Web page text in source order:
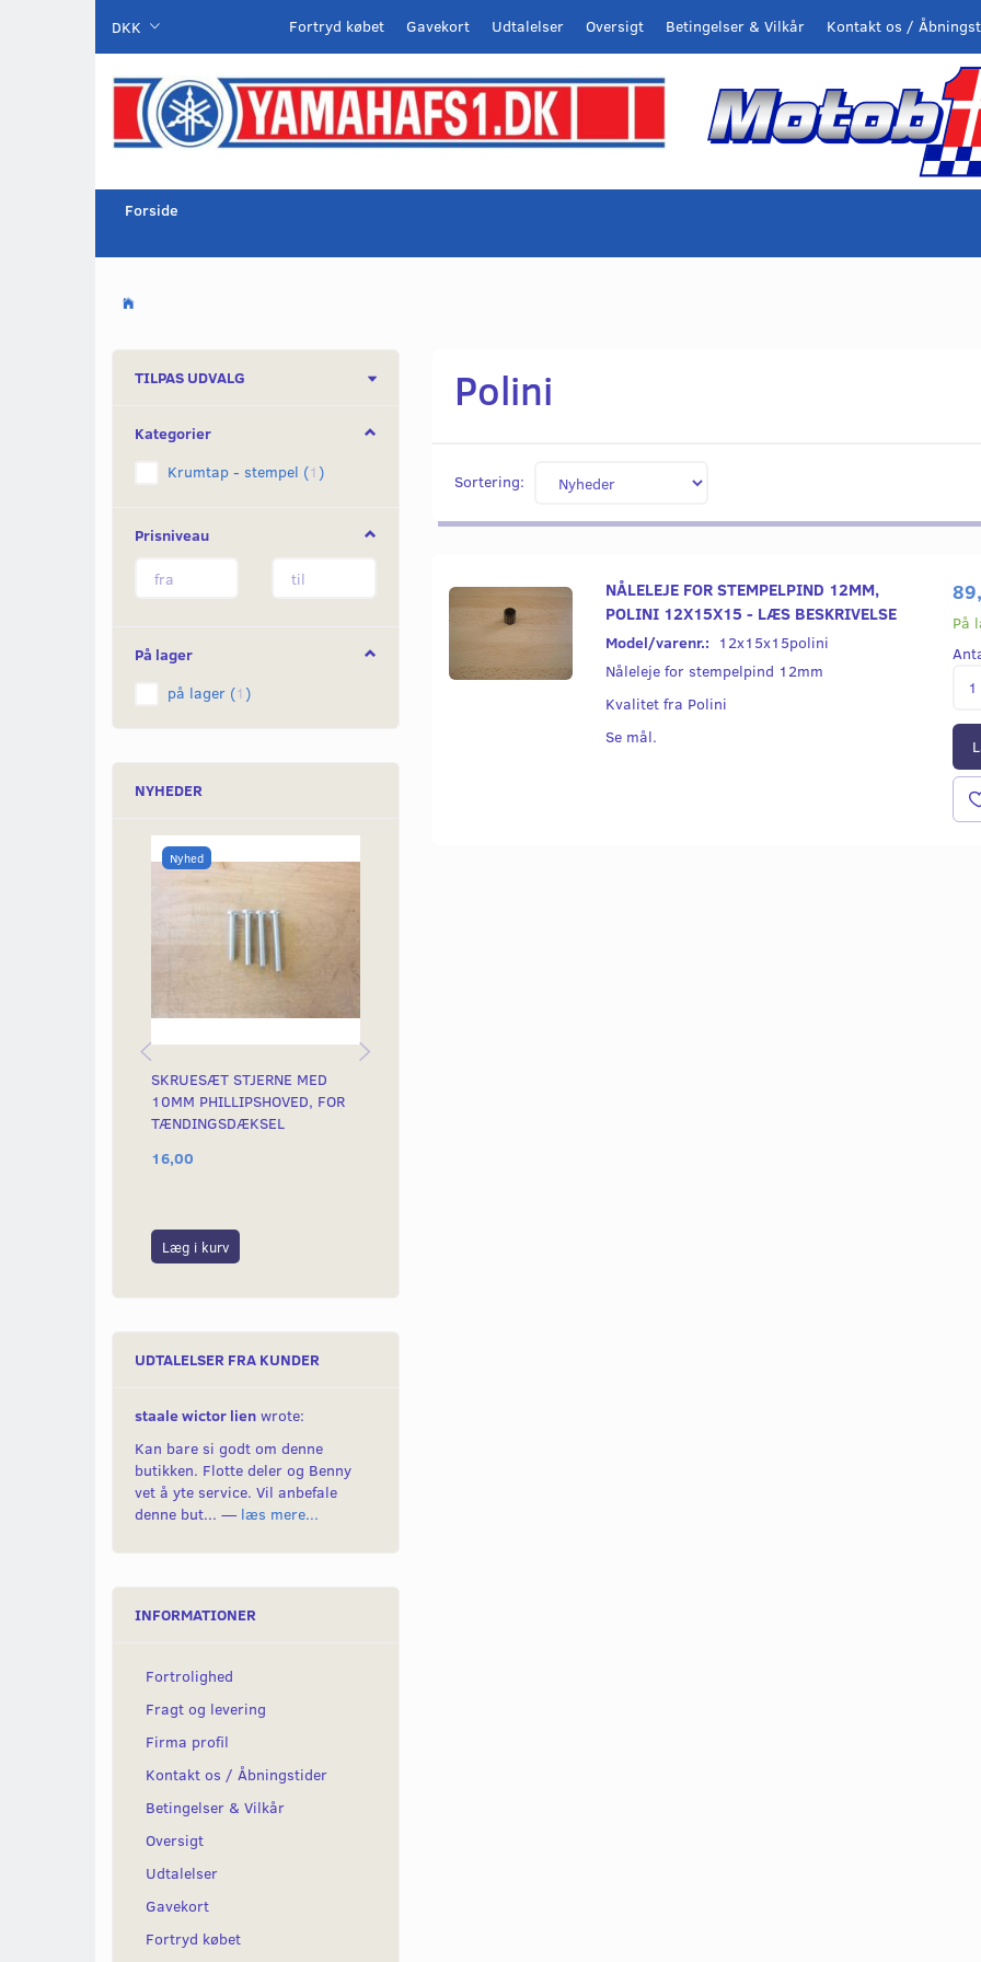
DKK Kontakt os /
Betingelser & Vilkår
Oversigt
Udtalelser
Gavekort
Fortryd købet
Forside
TILPAS UDVALG
Kategorier
Krumtap - stempel (1 )
Prisniveau
På lager
på lager (1 )
NYHEDER
Nyhed
SKRUESÆT STJERNE MED
10MM PHILLIPSHOVED, FOR
TÆNDINGSDÆKSEL
16,00
Læg i kurv
UDTALELSER FRA KUNDER
staale wictor lien wrote:
Kan bare si godt om denne
butikken. Flotte deler og Benny
vet å yte service. Vil anbefale
denne but... — læs mere...
INFORMATIONER
Fortrolighed
Fragt og levering
Firma profil
Kontakt os / Åbningstider
Betingelser & Vilkår
Oversigt
Udtalelser
Gavekort
Fortryd købet
Polini
Sortering:
NÅLELEJE FOR STEMPELPIND 12MM,
POLINI 12X15X15 - LÆS BESKRIVELSE
Model/varenr.: 12x15x15polini
Nåleleje for stempelpind 12mm
Kvalitet fra Polini
Se mål.
På